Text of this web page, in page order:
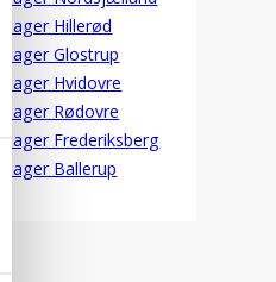
Hillerød
Glostrup
Hvidovre
Rødovre
Frederiksberg
Ballerup